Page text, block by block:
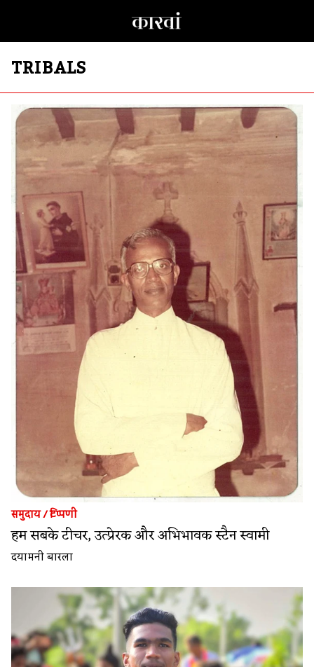
TRIBALS
समुदाय/टिप्पणी
हम सबके टीचर, उत्प्रेरक और अभिभावक स्टैन स्वामी
दयामनी बारला